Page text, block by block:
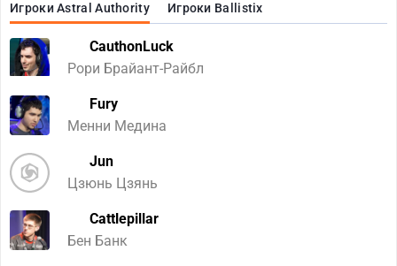
Игроки Astral Authority Игроки Ballistix
CauthonLuck
Рори Брайант-Райбл
Fury
Менни Медина
Jun
Цзюнь Цзянь
Cattlepillar
Бен Банк